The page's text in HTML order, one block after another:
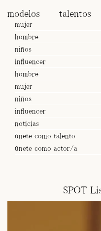
modelos talentos
mujer
hombre
niños
influencer
hombre
mujer
niños
influencer
noticias
únete como talento
únete como actor/a
SPOT